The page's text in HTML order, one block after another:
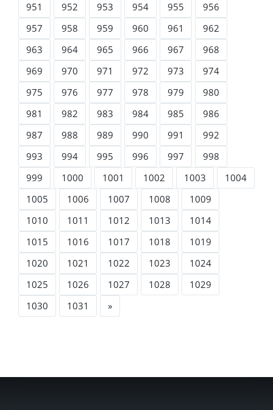
951
952 953 954 955
956
957
958 959 960 961
962
963
964 965 966 967
968
969
970 971 972 973
974
975
976 977 978 979
980
981
982 983 984 985
986
987
988 989 990 991
992
993
994 995 996 997
998
999
1000 1001 1002 1003
1004
1005
1006 1007 1008
1009
1010
1011 1012 1013
1014
1015
1016 1017 1018
1019
1020
1021 1022 1023
1024
1025
1026 1027 1028
1029
1030
1031 »